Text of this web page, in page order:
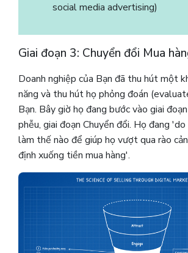
social media advertising)
Giai đoạn 3: Chuyển đổi Mua
Doanh nghiệp của Bạn đã thu hút một
năng và thu hút họ phỏng đoán
Bạn. Bây giờ họ đang bước vào giai
phễu, giai đoạn Chuyển đổi. Họ đang
làm thế nào để giúp họ vượt qua rào
định xuống tiền mua hàng'.